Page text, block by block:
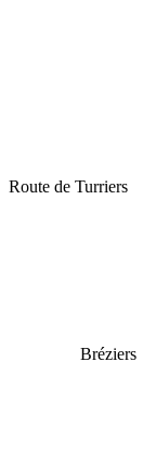
Route de Turriers
Bréziers